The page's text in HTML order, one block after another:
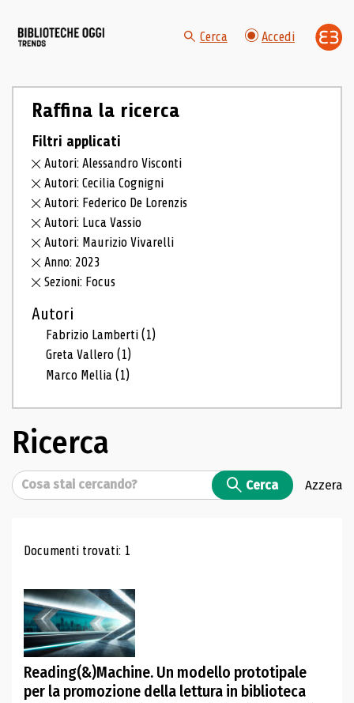
Cerca Accedi
Raffina la ricerca
Filtri applicati
Autori: Alessandro Visconti
Autori: Cecilia Cognigni
Autori: Federico De Lorenzis
Autori: Luca Vassio
Autori: Maurizio Vivarelli
Anno: 2023
Sezioni: Focus
Autori
Fabrizio Lamberti(1)
Greta Vallero(1)
Marco Mellia(1)
Ricerca
Cerca Cerca Azzera
Risultati di ricerca
Documenti trovati: 1
Reading(&)Machine. Un modello prototipale
per la promozione della lettura in biblioteca